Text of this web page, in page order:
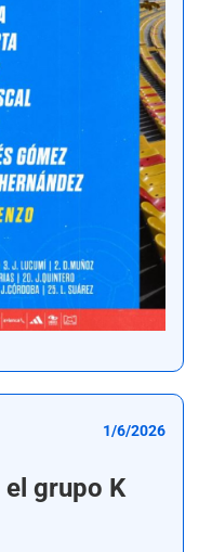
1/6/2026
grupo K